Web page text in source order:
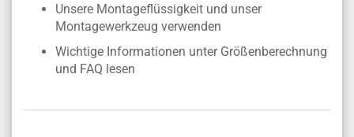
Unsere Montageflüssigkeit und unser
Montagewerkzeug verwenden
Wichtige Informationen unter Größenberechnung
und FAQ lesen